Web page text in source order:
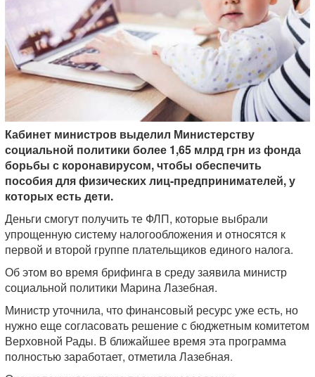
Кабинет министров выделил Министерству
социальной политики более 1,65 млрд грн из фонда
борьбы с коронавирусом, чтобы обеспечить
пособия для физических лиц-предпринимателей, у
которых есть дети.
Деньги смогут получить те ФЛП, которые выбрали
упрощенную систему налогообложения и относятся к
первой и второй группе плательщиков единого налога.
Об этом во время брифинга в среду заявила министр
социальной политики Марина Лазебная.
Министр уточнила, что финансовый ресурс уже есть, но
нужно еще согласовать решение с бюджетным комитетом
Верховной Рады. В ближайшее время эта программа
полностью заработает, отметила Лазебная.